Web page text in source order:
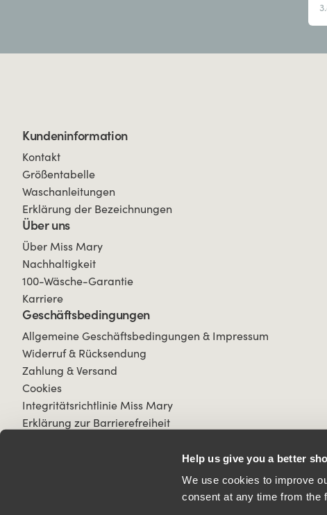
Help us give you a better
We use cookies to improve
consent at any time from the
Kundeninformation
Kontakt
Größentabelle
Waschanleitungen
Erklärung der Bezeichnungen
Über uns
Über Miss Mary
Nachhaltigkeit
100-Wäsche-Garantie
Karriere
Geschäftsbedingungen
Allgemeine Geschäftsbedingungen & Impressum
Widerruf & Rücksendung
Zahlung & Versand
Cookies
Integritätsrichtlinie Miss Mary
Erklärung zur Barrierefreiheit